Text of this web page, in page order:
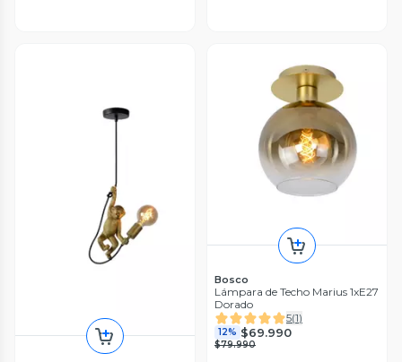
Bosco
Lámpara de Techo Marius 1xE27
Dorado
5(1)
12% $69.990
$79.990